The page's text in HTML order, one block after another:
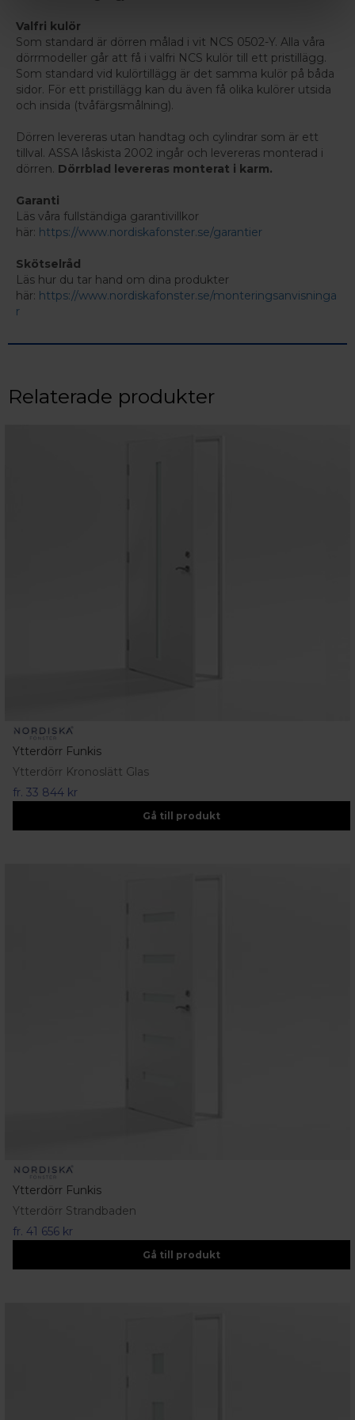
Valfri kulör
Som standard är dörren målad i vit NCS 0502-Y. Alla våra
dörrmodeller går att få i valfri NCS kulör till ett pristillägg.
Som standard vid kulörtillägg är det samma kulör på båda
sidor. För ett pristillägg kan du även få olika kulörer utsida
och insida (tvåfärgsmålning).
Dörren levereras utan handtag och cylindrar som är ett
tillval. ASSA låskista 2002 ingår och levereras monterad i
dörren. Dörrblad levereras monterat i karm.
Garanti
Läs våra fullständiga garantivillkor
här: https://www.nordiskafonster.se/garantier
Skötselråd
Läs hur du tar hand om dina produkter
här: https://www.nordiskafonster.se/monteringsanvisninga
r
Relaterade produkter
Ytterdörr Funkis
Ytterdörr Kronoslätt Glas
fr. 33 844 kr
Gå till produkt
Ytterdörr Funkis
Ytterdörr Strandbaden
fr. 41 656 kr
Gå till produkt